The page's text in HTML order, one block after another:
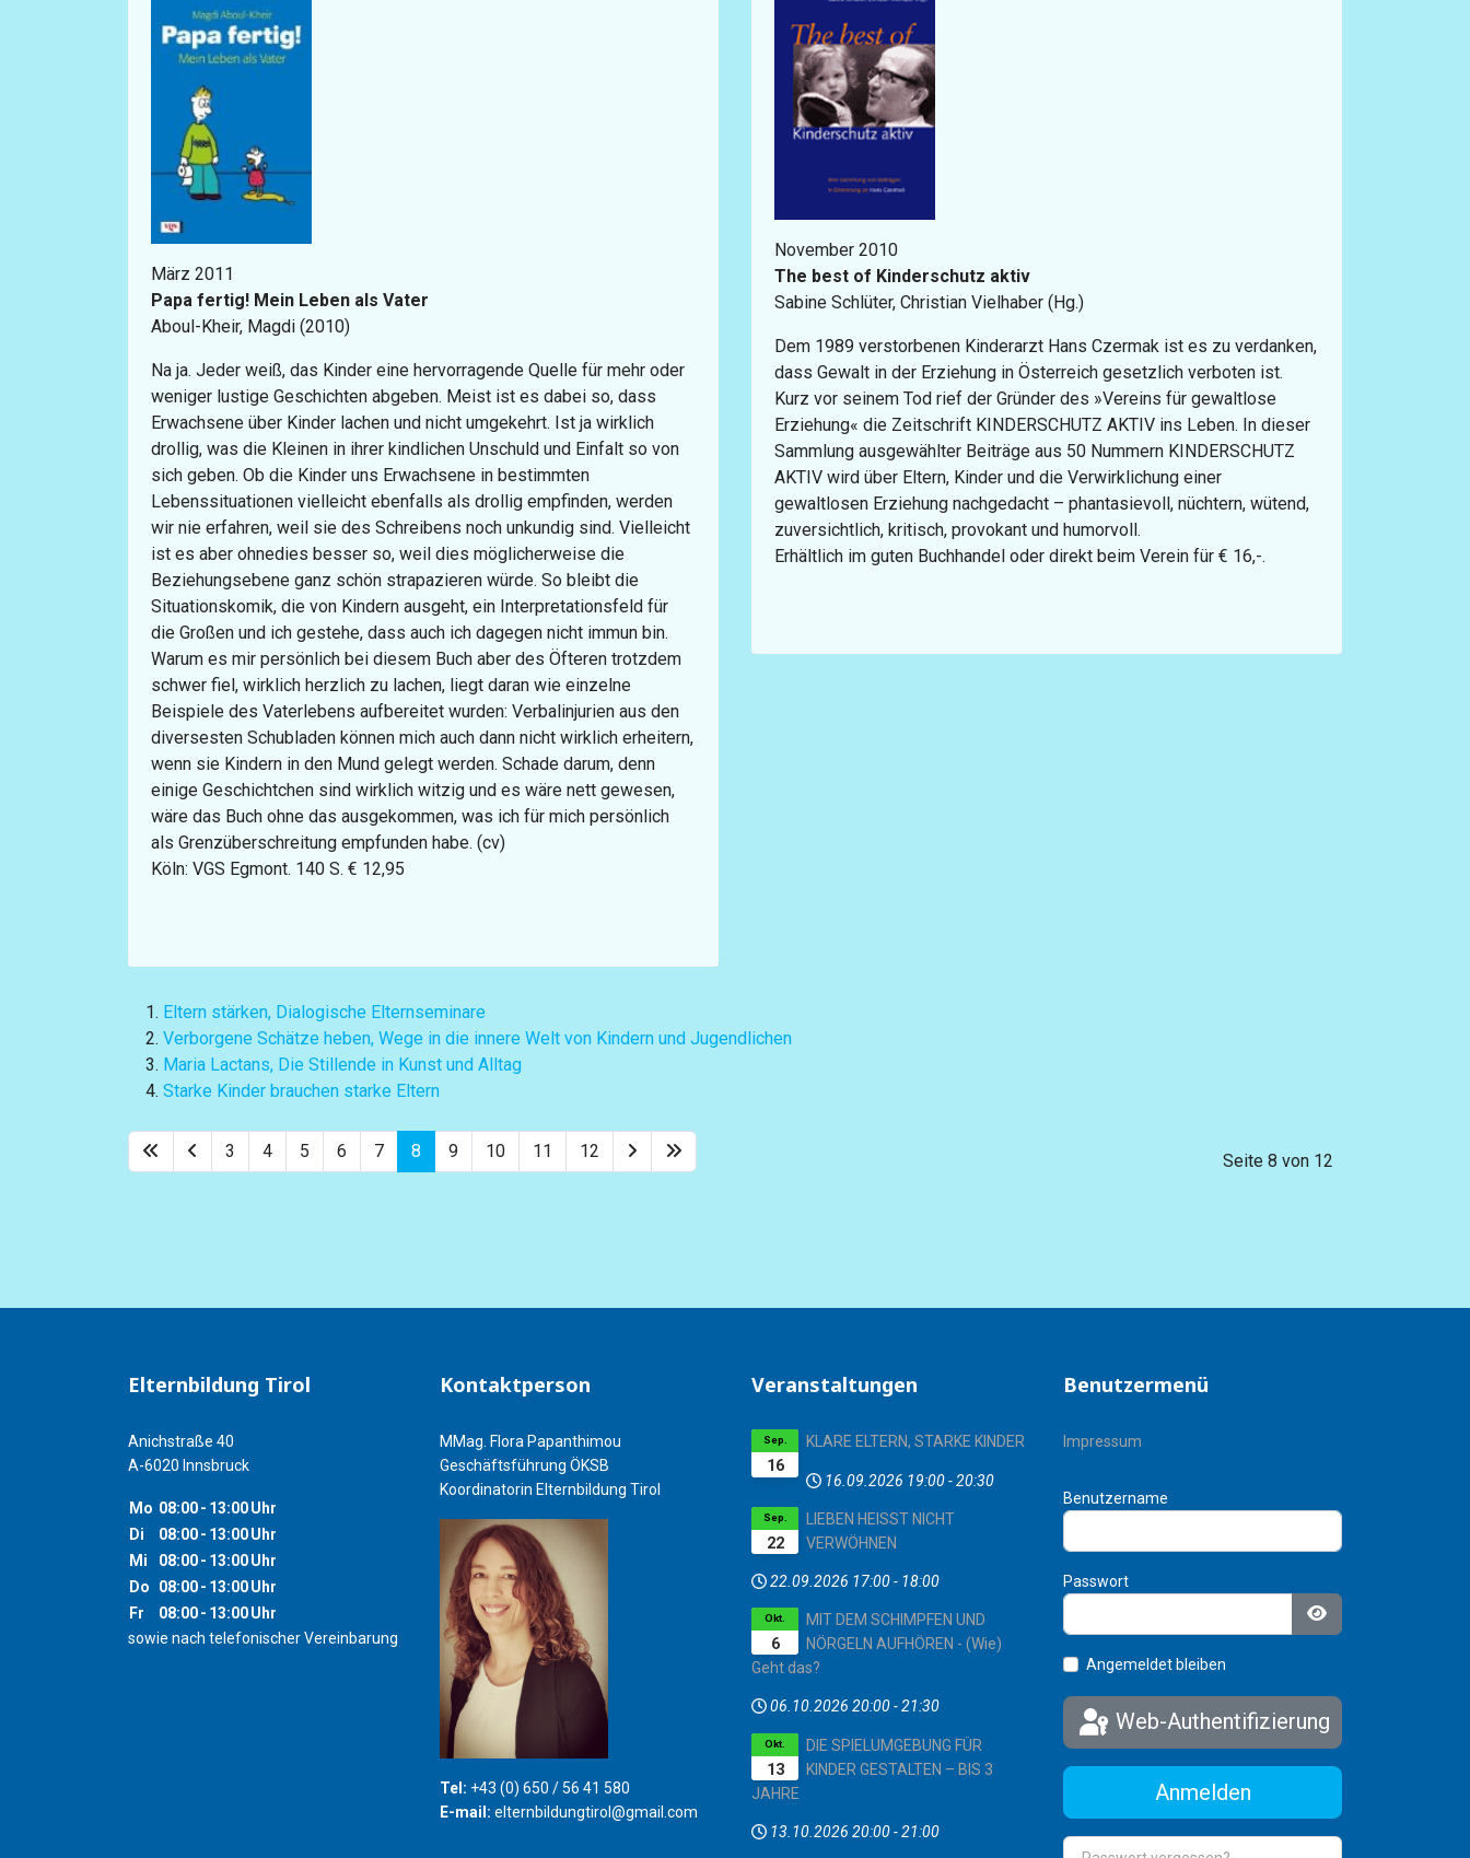
März 2011
Papa fertig! Mein Leben als Vater
Aboul-Kheir, Magdi (2010)
Na ja. Jeder weiß, das Kinder eine hervorragende Quelle für mehr oder
weniger lustige Geschichten abgeben. Meist ist es dabei so, dass
Erwachsene über Kinder lachen und nicht umgekehrt. Ist ja wirklich
drollig, was die Kleinen in ihrer kindlichen Unschuld und Einfalt so von
sich geben. Ob die Kinder uns Erwachsene in bestimmten
Lebenssituationen vielleicht ebenfalls als drollig empfinden, werden
wir nie erfahren, weil sie des Schreibens noch unkundig sind. Vielleicht
ist es aber ohnedies besser so, weil dies möglicherweise die
Beziehungsebene ganz schön strapazieren würde. So bleibt die
Situationskomik, die von Kindern ausgeht, ein Interpretationsfeld für
die Großen und ich gestehe, dass auch ich dagegen nicht immun bin.
Warum es mir persönlich bei diesem Buch aber des Öfteren trotzdem
schwer fiel, wirklich herzlich zu lachen, liegt daran wie einzelne
Beispiele des Vaterlebens aufbereitet wurden: Verbalinjurien aus den
diversesten Schubladen können mich auch dann nicht wirklich erheitern,
wenn sie Kindern in den Mund gelegt werden. Schade darum, denn
einige Geschichtchen sind wirklich witzig und es wäre nett gewesen,
wäre das Buch ohne das ausgekommen, was ich für mich persönlich
als Grenzüberschreitung empfunden habe. (cv)
Köln: VGS Egmont. 140 S. € 12,95
November 2010
The best of Kinderschutz aktiv
Sabine Schlüter, Christian Vielhaber (Hg.)
Dem 1989 verstorbenen Kinderarzt Hans Czermak ist es zu verdanken,
dass Gewalt in der Erziehung in Österreich gesetzlich verboten ist.
Kurz vor seinem Tod rief der Gründer des »Vereins für gewaltlose
Erziehung« die Zeitschrift KINDERSCHUTZ AKTIV ins Leben. In dieser
Sammlung ausgewählter Beiträge aus 50 Nummern KINDERSCHUTZ
AKTIV wird über Eltern, Kinder und die Verwirklichung einer
gewaltlosen Erziehung nachgedacht – phantasievoll, nüchtern, wütend,
zuversichtlich, kritisch, provokant und humorvoll.
Erhältlich im guten Buchhandel oder direkt beim Verein für € 16,-.
Eltern stärken, Dialogische Elternseminare
Verborgene Schätze heben, Wege in die innere Welt von Kindern und Jugendlichen
Maria Lactans, Die Stillende in Kunst und Alltag
Starke Kinder brauchen starke Eltern
Seite 8 von 12
3 4 5 6 7 8 9 10 11 12
Elternbildung Tirol
Anichstraße 40
A-6020 Innsbruck
Mo 08:00- 13:00Uhr
Di
08:00- 13:00Uhr
Mi
08:00- 13:00Uhr
Do
08:00- 13:00Uhr
Fr
08:00- 13:00Uhr
sowie nach telefonischer Vereinbarung
Kontaktperson
MMag. Flora Papanthimou
Geschäftsführung ÖKSB
Koordinatorin Elternbildung Tirol
Tel: +43 (0) 650 / 56 41 580
E-mail: elternbildungtirol@gmail.com
Veranstaltungen
16
Sep. KLARE ELTERN, STARKE KINDER
16.09.2026 19:00-20:30
22
Sep.
LIEBEN HEISST NICHT
VERWÖHNEN
22.09.2026 17:00- 18:00
6
Okt.
MIT DEM SCHIMPFEN UND
NÖRGELN AUFHÖREN - (Wie)
Geht das?
06.10.2026 20:00-21:30
13
Okt.
DIE SPIELUMGEBUNG FÜR
KINDER GESTALTEN – BIS 3
JAHRE
13.10.2026 20:00-21:00
Benutzermenü
Impressum
Benutzername
Passwort
Passwort anzeigen
Angemeldet bleiben
Web-Authentifizierung
Anmelden